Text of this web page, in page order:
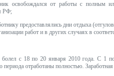
освобождался от работы с полным
РФ;
предоставлялись дни отдыха
работ и в других случаях в
с 18 по 20 января 2010 года. С 1
периода отработаны полностью.